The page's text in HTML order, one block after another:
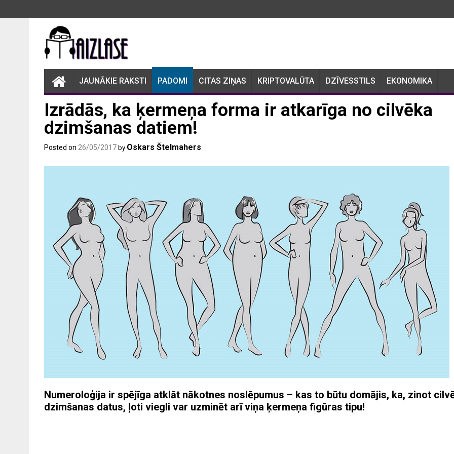
JAUNĀKIE RAKSTI PADOMI CITAS ZIŅAS KRIPTOVALŪTA DZĪVESSTILS EKONOMIKA
Izrādās, ka ķermeņa forma ir atkarīga no cilvēka
dzimšanas datiem!
Posted on 26/05/2017 by Oskars Štelmahers
Numeroloģija ir spējīga atklāt nākotnes noslēpumus – kas to būtu domājis, ka, zinot
dzimšanas datus, ļoti viegli var uzminēt arī viņa ķermeņa figūras tipu!